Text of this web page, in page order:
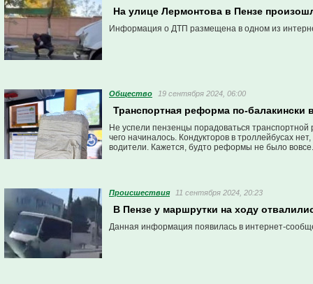
На улице Лермонтова в Пензе
Информация о ДТП размещена в одном из
Общество 19 сентября 2024, 06:00
Транспортная реформа по-балакински
Не успели пензенцы порадоваться
чего начиналось. Кондукторов в троллейбусах
водители. Кажется, будто реформы не было вовсе.
Проиcшествия 11 сентября 2024, 20:23
В Пензе у маршрутки на ходу
Данная информация появилась в интернет-